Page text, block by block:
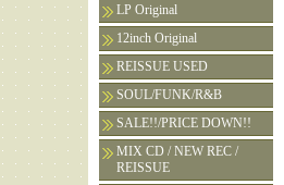
LP Original
12inch Original
REISSUE USED
SOUL/FUNK/R&B
SALE!!/PRICE DOWN!!
MIX CD / NEW REC /
REISSUE